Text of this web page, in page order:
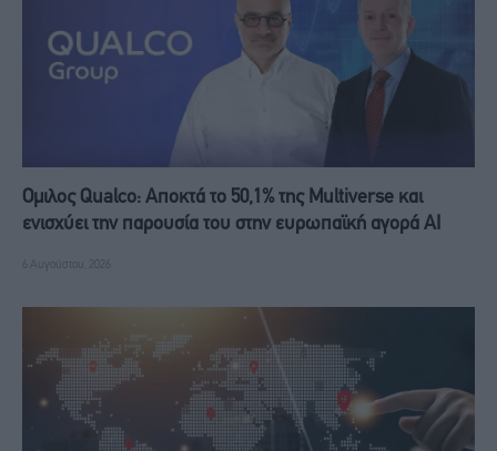
Ομιλος Qualco: Αποκτά το 50,1% της Multiverse και
ενισχύει την παρουσία του στην ευρωπαϊκή αγορά ΑΙ
6 Αυγούστου, 2026